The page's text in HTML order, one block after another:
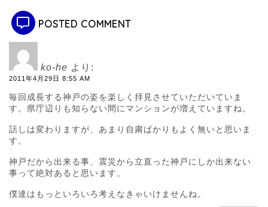
POSTED COMMENT
ko-he より:
2011年4月29日 8:55 AM
毎回成長する神戸の姿を楽しく拝見させていただいていま
す。県庁辺りも知らない間にマンションが増えていますね。
話しは変わりますが、あまり自粛ばかりもよく無いと思いま
す。
神戸だから出来る事、震災から立直った神戸にしか出来ない
事って絶対あると思います。
僕達はもっといろいろ考えなきゃいけませんね。